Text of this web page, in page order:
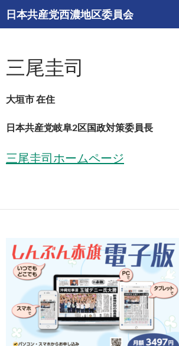
ン
ツ
へ
キ
プ
日本共産党西濃地区委員会
索
三尾圭司
大垣市 在住
日本共産党岐阜2区国政対策委員長
三尾圭司ホームページ